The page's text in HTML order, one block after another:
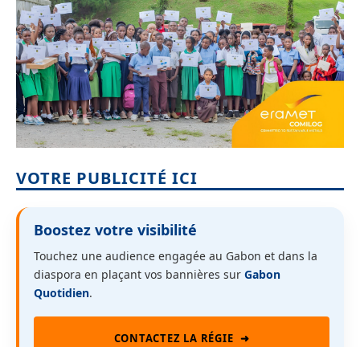
VOTRE PUBLICITÉ ICI
Boostez votre visibilité
Touchez une audience engagée au Gabon et dans la
diaspora en plaçant vos bannières sur Gabon
Quotidien.
CONTACTEZ LA RÉGIE ➜